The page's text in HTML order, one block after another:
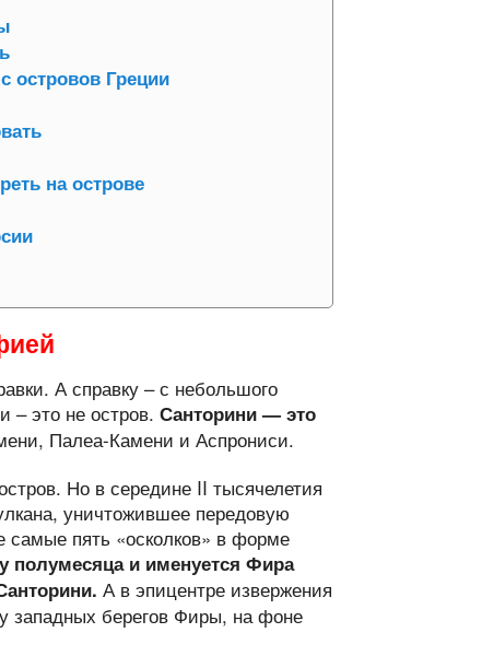
островов Греции
на острове
А справку – с небольшого
– это не остров. Санторини — это
Палеа-Камени и Аспрониси.
Но в середине II тысячелетия
уничтожившее передовую
пять «осколков» в форме
и именуется Фира
А в эпицентре извержения
западных берегов Фиры, на фоне